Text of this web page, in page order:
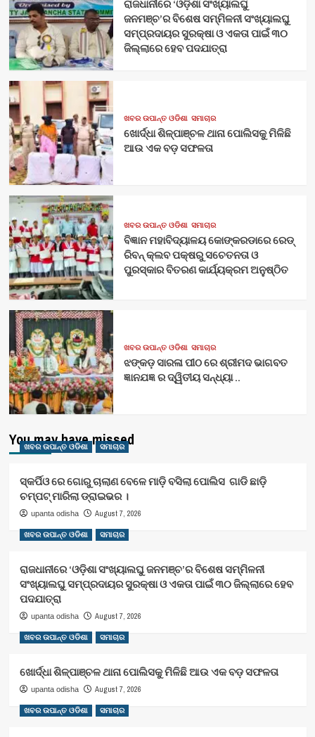
ରାଜଧାନୀରେ ‘ଓଡ଼ିଶା ସଂଖ୍ୟାଲଘୁ
ଜନମଞ୍ଚ’ର ବିଶେଷ ସମ୍ମିଳନୀ ସଂଖ୍ୟାଲଘୁ
ସମ୍ପ୍ରଦାୟର ସୁରକ୍ଷା ଓ ଏକତା ପାଇଁ ୩୦
ଜିଲ୍ଲାରେ ହେବ ପଦଯାତ୍ରା
ଖବର ଉପାନ୍ତ ଓଡିଶା ସମାଚାର
ଖୋର୍ଦ୍ଧା ଶିଳ୍ପାଞ୍ଚଳ ଥାନା ପୋଲିସକୁ ମିଳିଛି
ଆଉ ଏକ ବଡ଼ ସଫଳତା
ଖବର ଉପାନ୍ତ ଓଡିଶା ସମାଚାର
ବିଜ୍ଞାନ ମହାବିଦ୍ୟାଳୟ କୋଙ୍କରଡାରେ ରେଡ୍
ରିବନ୍ କ୍ଲବ ପକ୍ଷରୁ ସଚେତନତା ଓ
ପୁରସ୍କାର ବିତରଣ କାର୍ଯ୍ୟକ୍ରମ ଅନୁଷ୍ଠିତ
ଖବର ଉପାନ୍ତ ଓଡିଶା ସମାଚାର
ଝଙ୍କଡ଼ ସାରଳା ପୀଠ ରେ ଶ୍ରୀମଦ ଭାଗବତ
ଜ୍ଞାନଯଜ୍ଞ ର ଦ୍ୱିତୀୟ ସନ୍ଧ୍ୟା ..
You may have missed
ଖବର ଉପାନ୍ତ ଓଡିଶା ସମାଚାର
ସ୍କର୍ପିଓ ରେ ଗୋରୁ ଚାଲାଣ ବେଳେ ମାଡ଼ି ବସିଲା ପୋଲିସ ଗାଡି ଛାଡ଼ି
ଚମ୍ପଟ୍ ମାରିଲା ଡ୍ରାଇଭର ।
upanta odisha August 7, 2026
ଖବର ଉପାନ୍ତ ଓଡିଶା ସମାଚାର
ରାଜଧାନୀରେ ‘ଓଡ଼ିଶା ସଂଖ୍ୟାଲଘୁ ଜନମଞ୍ଚ’ର ବିଶେଷ ସମ୍ମିଳନୀ
ସଂଖ୍ୟାଲଘୁ ସମ୍ପ୍ରଦାୟର ସୁରକ୍ଷା ଓ ଏକତା ପାଇଁ ୩୦ ଜିଲ୍ଲାରେ ହେବ
ପଦଯାତ୍ରା
upanta odisha August 7, 2026
ଖବର ଉପାନ୍ତ ଓଡିଶା ସମାଚାର
ଖୋର୍ଦ୍ଧା ଶିଳ୍ପାଞ୍ଚଳ ଥାନା ପୋଲିସକୁ ମିଳିଛି ଆଉ ଏକ ବଡ଼ ସଫଳତା
upanta odisha August 7, 2026
ଖବର ଉପାନ୍ତ ଓଡିଶା ସମାଚାର